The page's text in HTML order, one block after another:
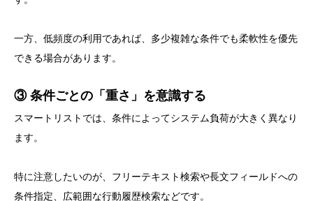
一方、低頻度の利用であれば、多少複雑な条件でも柔軟性を優先
できる場合があります。
③ 条件ごとの「重さ」を意識する
スマートリストでは、条件によってシステム負荷が大きく異なり
ます。
特に注意したいのが、フリーテキスト検索や長文フィールドへの
条件指定、広範囲な行動履歴検索などです。